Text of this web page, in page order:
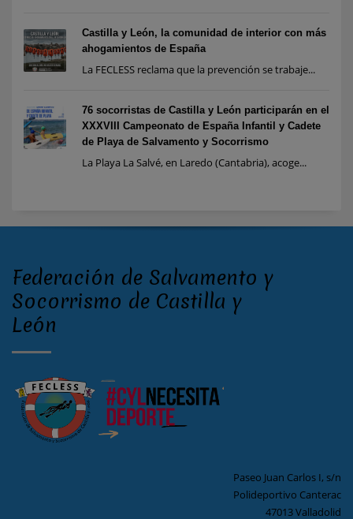
Castilla y León, la comunidad de interior con más
ahogamientos de España
La FECLESS reclama que la prevención se trabaje...
76 socorristas de Castilla y León participarán en el
XXXVIII Campeonato de España Infantil y Cadete
de Playa de Salvamento y Socorrismo
La Playa La Salvé, en Laredo (Cantabria), acoge...
Federación de Salvamento y
Socorrismo de Castilla y
León
Paseo Juan Carlos I, s/n
Polideportivo Canterac
47013 Valladolid